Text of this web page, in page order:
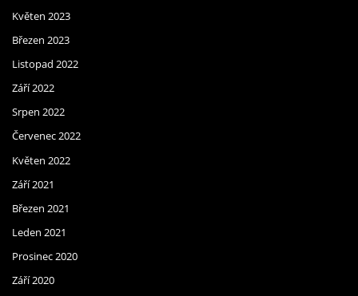
Květen 2023
Březen 2023
Listopad 2022
Září 2022
Srpen 2022
Červenec 2022
Květen 2022
Září 2021
Březen 2021
Leden 2021
Prosinec 2020
Září 2020